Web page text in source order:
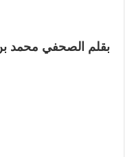
بقلم الصحفي محمد